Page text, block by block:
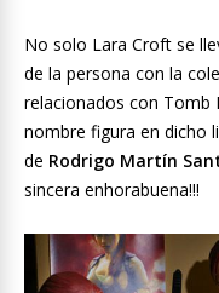
No solo Lara Croft se
de la persona con la
relacionados con Tomb
nombre figura en dicho
de Rodrigo Martín
sincera enhorabuena!!!